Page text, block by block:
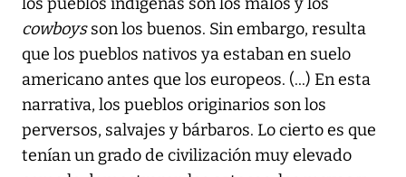
los pueblos indígenas son los malos y los
cowboysson los buenos. Sin embargo, resulta
que los pueblos nativos ya estaban en suelo
americano antes que los europeos. (...) En esta
narrativa, los pueblos originarios son los
perversos, salvajes y bárbaros. Lo cierto es que
tenían un grado de civilización muy elevado